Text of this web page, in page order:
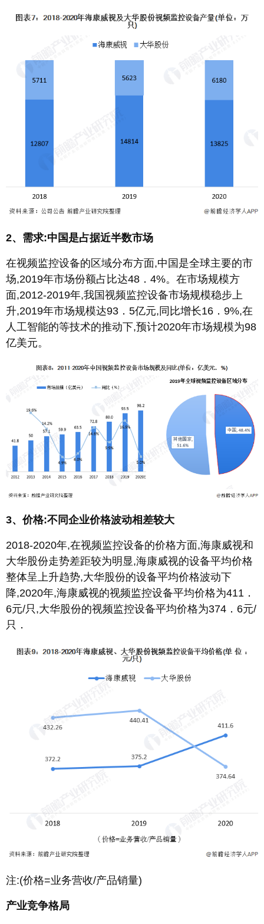
2、需求:中国是占据近半数市场
在视频监控设备的区域分布方面,中国是全球主要的市
场,2019年市场份额占比达48．4%。在市场规模方
面,2012-2019年,我国视频监控设备市场规模稳步上
升,2019年市场规模达93．5亿元,同比增长16．9%,在
人工智能的等技术的推动下,预计2020年市场规模为98
亿美元。
3、价格:不同企业价格波动相差较大
2018-2020年,在视频监控设备的价格方面,海康威视和
大华股份走势差距较为明显,海康威视的设备平均价格
整体呈上升趋势,大华股份的设备平均价格波动下
降,2020年,海康威视的视频监控设备平均价格为411．
6元/只,大华股份的视频监控设备平均价格为374．6元/
只．
注:(价格=业务营收/产品销量)
产业竞争格局